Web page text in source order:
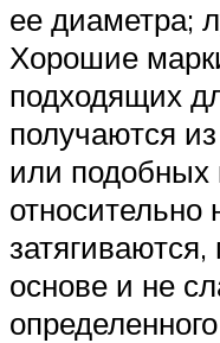
ее диаметра;
Хорошие
подходящих
получаются
или
относительно
основе и не